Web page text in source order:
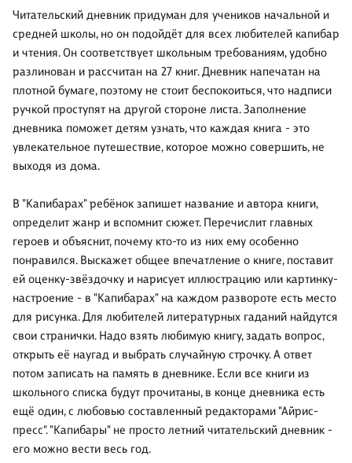
Читательский дневник придуман для учеников начальной и
средней школы, но он подойдёт для всех любителей капибар
и чтения. Он соответствует школьным требованиям, удобно
разлинован и рассчитан на 27 книг. Дневник напечатан на
плотной бумаге, поэтому не стоит беспокоиться, что надписи
ручкой проступят на другой стороне листа. Заполнение
дневника поможет детям узнать, что каждая книга - это
увлекательное путешествие, которое можно совершить, не
выходя из дома.
В "Капибарах" ребёнок запишет название и автора книги,
определит жанр и вспомнит сюжет. Перечислит главных
героев и объяснит, почему кто-то из них ему особенно
понравился. Выскажет общее впечатление о книге, поставит
ей оценку-звёздочку и нарисует иллюстрацию или картинку-
настроение - в "Капибарах" на каждом развороте есть место
для рисунка. Для любителей литературных гаданий найдутся
свои странички. Надо взять любимую книгу, задать вопрос,
открыть её наугад и выбрать случайную строчку. А ответ
потом записать на память в дневнике. Если все книги из
школьного списка будут прочитаны, в конце дневника есть
ещё один, с любовью составленный редакторами "Айрис-
пресс". "Капибары" не просто летний читательский дневник -
его можно вести весь год.